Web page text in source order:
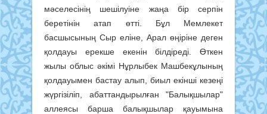
мәселесінің шешілуіне жаңа бір серпін
беретінін атап өтті. Бұл Мемлекет
басшысының Сыр еліне, Арал өңіріне деген
қолдауы ерекше екенін білдіреді. Өткен
жылы облыс әкімі Нұрлыбек Машбекұлының
қолдауымен бастау алып, биыл екінші кезеңі
жүргізіліп, абаттандырылған "Балықшылар"
аллеясы барша балықшылар қауымына